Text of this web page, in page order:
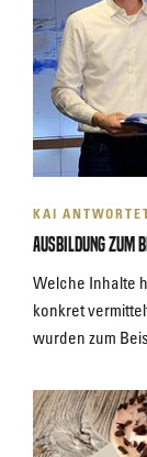
KAI
Ausbildung zum
Welche Inhalte
konkret
wurden zum